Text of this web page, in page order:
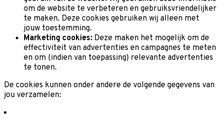
om de website te verbeteren en gebruiksvriendelijker
te maken. Deze cookies gebruiken wij alleen met
jouw toestemming.
Marketing cookies: Deze maken het mogelijk om de
effectiviteit van advertenties en campagnes te meten
en om (indien van toepassing) relevante advertenties
te tonen.
De cookies kunnen onder andere de volgende gegevens van
jou verzamelen: